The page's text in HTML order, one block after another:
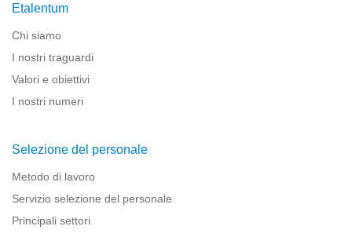
Etalentum
Chi siamo
I nostri traguardi
Valori e obiettivi
I nostri numeri
Selezione del personale
Metodo di lavoro
Servizio selezione del personale
Principali settori